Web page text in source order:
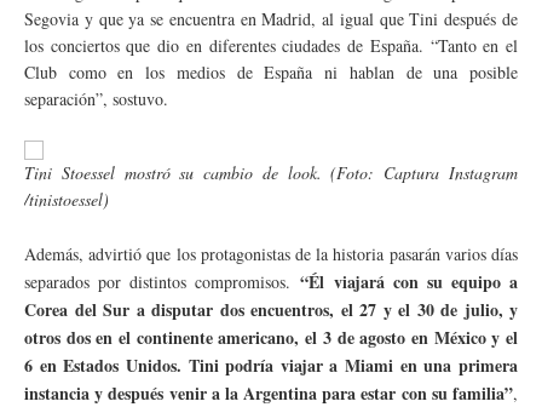
Segovia y que ya se encuentra en Madrid, al igual que Tini después de
los conciertos que dio en diferentes ciudades de España. “Tanto en el
Club como en los medios de España ni hablan de una posible
separación”, sostuvo.
Tini Stoessel mostró su cambio de look. (Foto: Captura Instagram
/tinistoessel)
Además, advirtió que los protagonistas de la historia pasarán varios días
separados por distintos compromisos.“Él viajará con su equipo a
Corea del Sur a disputar dos encuentros, el 27 y el 30 de julio, y
otros dos en el continente americano, el 3 de agosto en México y el
6 en Estados Unidos. Tini podría viajar a Miami en una primera
instancia y después venir a la Argentina para estar con su familia”,